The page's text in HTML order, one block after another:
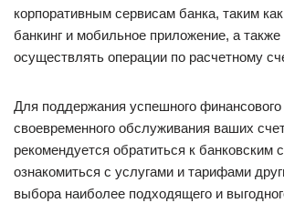
корпоративным сервисам банка, таким
банкинг и мобильное приложение, а
осуществлять операции по расчетному
Для поддержания успешного
своевременного обслуживания ваших
рекомендуется обратиться к банковским
ознакомиться с услугами и тарифами
выбора наиболее подходящего и